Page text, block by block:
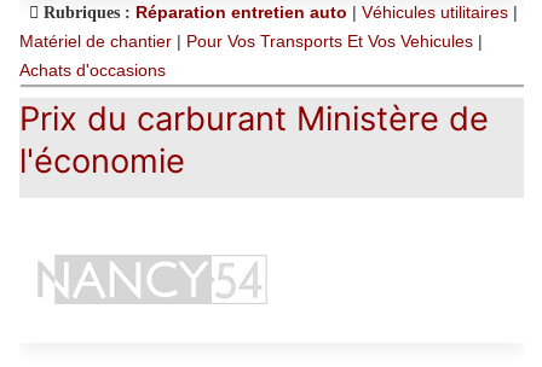
Rubriques : Réparation entretien auto | Véhicules utilitaires |
Matériel de chantier | Pour Vos Transports Et Vos Vehicules |
Achats d'occasions
Prix du carburant Ministère de
l'économie